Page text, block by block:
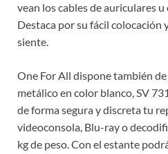
vean los cables de auriculares
Destaca por su fácil colocación
siente.
One For All dispone también
metálico en color blanco, SV
de forma segura y discreta tu
videoconsola, Blu-ray o
kg de peso. Con el estante